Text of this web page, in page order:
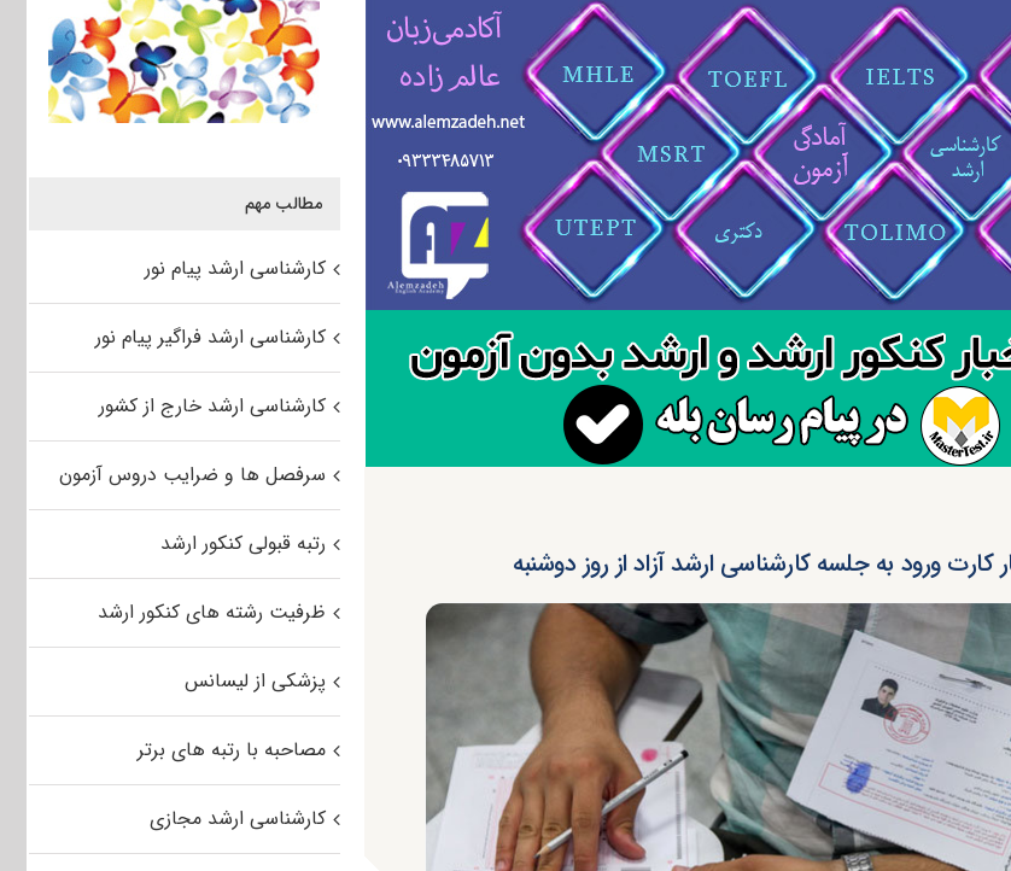
کارت ورود به جلسه کارشناسی ارشد آزاد از روز دوشنبه
مطالب مهم
کارشناسی ارشد پیام نور
کارشناسی ارشد فراگیر پیام نور
کارشناسی ارشد خارج از کشور
سرفصل ها و ضرایب دروس آزمون
رتبه قبولی کنکور ارشد
ظرفیت رشته های کنکور ارشد
پزشکی از لیسانس
مصاحبه با رتبه های برتر
کارشناسی ارشد مجازی